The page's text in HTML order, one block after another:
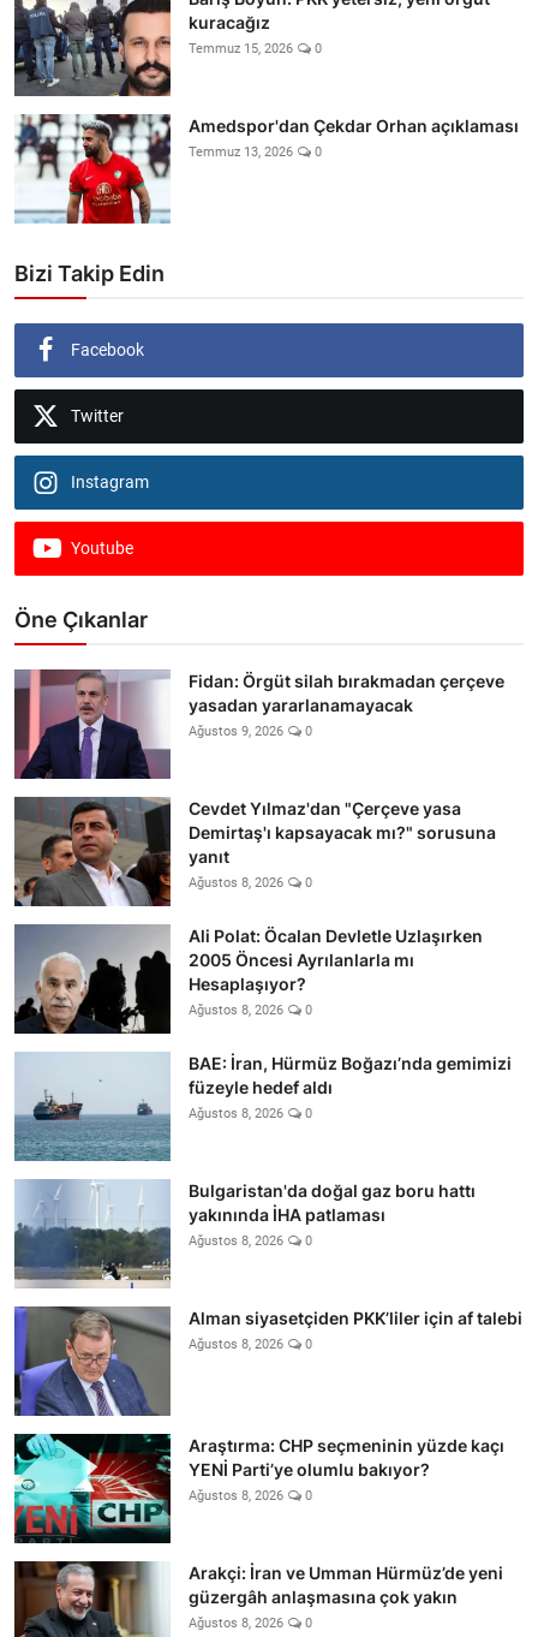
kuracağız
Temmuz 15, 2026 0
Amedspor'dan Çekdar Orhan açıklaması
Temmuz 13, 2026 0
Bizi Takip Edin
Facebook
Twitter
Instagram
Youtube
Öne Çıkanlar
Fidan: Örgüt silah bırakmadan çerçeve
yasadan yararlanamayacak
Ağustos 9, 2026 0
Cevdet Yılmaz'dan "Çerçeve yasa
Demirtaş'ı kapsayacak mı?" sorusuna
yanıt
Ağustos 8, 2026 0
Ali Polat: Öcalan Devletle Uzlaşırken
2005 Öncesi Ayrılanlarla mı
Hesaplaşıyor?
Ağustos 8, 2026 0
BAE: İran, Hürmüz Boğazı’nda gemimizi
füzeyle hedef aldı
Ağustos 8, 2026 0
Bulgaristan'da doğal gaz boru hattı
yakınında İHA patlaması
Ağustos 8, 2026 0
Alman siyasetçiden PKK’liler için af talebi
Ağustos 8, 2026 0
Araştırma: CHP seçmeninin yüzde kaçı
YENİ Parti’ye olumlu bakıyor?
Ağustos 8, 2026 0
Arakçi: İran ve Umman Hürmüz’de yeni
güzergâh anlaşmasına çok yakın
Ağustos 8, 2026 0